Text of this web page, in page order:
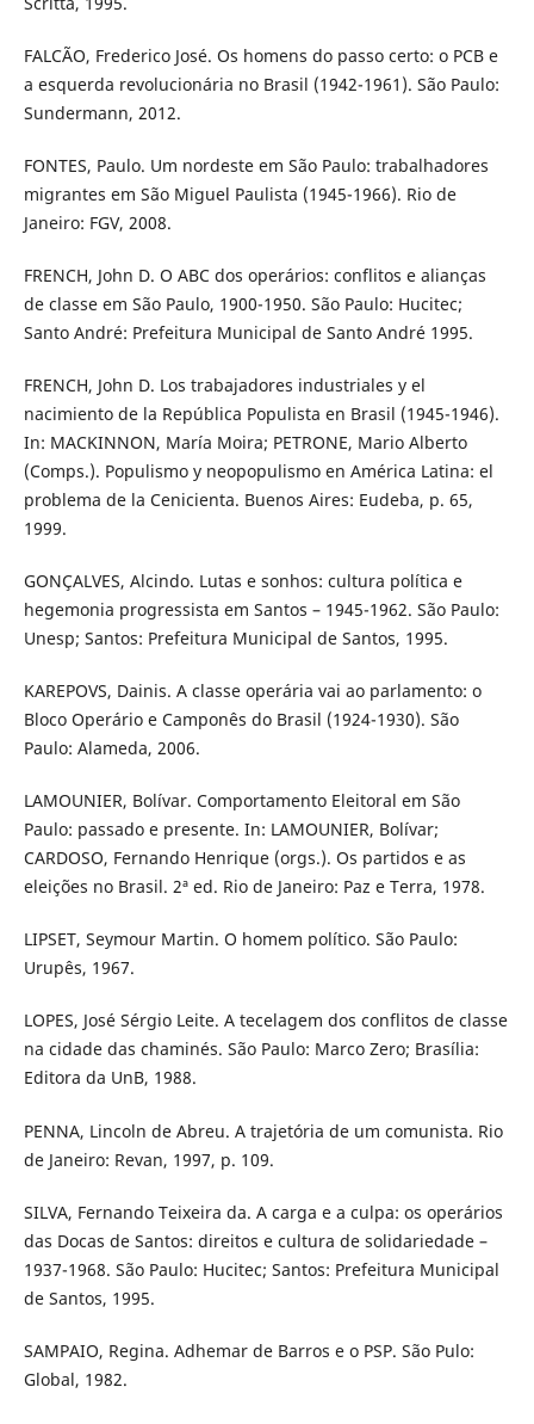
FALCÃO, Frederico José. Os homens do passo certo: o PCB e
a esquerda revolucionária no Brasil (1942-1961). São Paulo:
Sundermann, 2012.
FONTES, Paulo. Um nordeste em São Paulo: trabalhadores
migrantes em São Miguel Paulista (1945-1966). Rio de
Janeiro: FGV, 2008.
FRENCH, John D. O ABC dos operários: conflitos e alianças
de classe em São Paulo, 1900-1950. São Paulo: Hucitec;
Santo André: Prefeitura Municipal de Santo André 1995.
FRENCH, John D. Los trabajadores industriales y el
nacimiento de la República Populista en Brasil (1945-1946).
In: MACKINNON, María Moira; PETRONE, Mario Alberto
(Comps.). Populismo y neopopulismo en América Latina: el
problema de la Cenicienta. Buenos Aires: Eudeba, p. 65,
1999.
GONÇALVES, Alcindo. Lutas e sonhos: cultura política e
hegemonia progressista em Santos – 1945-1962. São Paulo:
Unesp; Santos: Prefeitura Municipal de Santos, 1995.
KAREPOVS, Dainis. A classe operária vai ao parlamento: o
Bloco Operário e Camponês do Brasil (1924-1930). São
Paulo: Alameda, 2006.
LAMOUNIER, Bolívar. Comportamento Eleitoral em São
Paulo: passado e presente. In: LAMOUNIER, Bolívar;
CARDOSO, Fernando Henrique (orgs.). Os partidos e as
eleições no Brasil. 2ª ed. Rio de Janeiro: Paz e Terra, 1978.
LIPSET, Seymour Martin. O homem político. São Paulo:
Urupês, 1967.
LOPES, José Sérgio Leite. A tecelagem dos conflitos de classe
na cidade das chaminés. São Paulo: Marco Zero; Brasília:
Editora da UnB, 1988.
PENNA, Lincoln de Abreu. A trajetória de um comunista. Rio
de Janeiro: Revan, 1997, p. 109.
SILVA, Fernando Teixeira da. A carga e a culpa: os operários
das Docas de Santos: direitos e cultura de solidariedade –
1937-1968. São Paulo: Hucitec; Santos: Prefeitura Municipal
de Santos, 1995.
SAMPAIO, Regina. Adhemar de Barros e o PSP. São Pulo:
Global, 1982.